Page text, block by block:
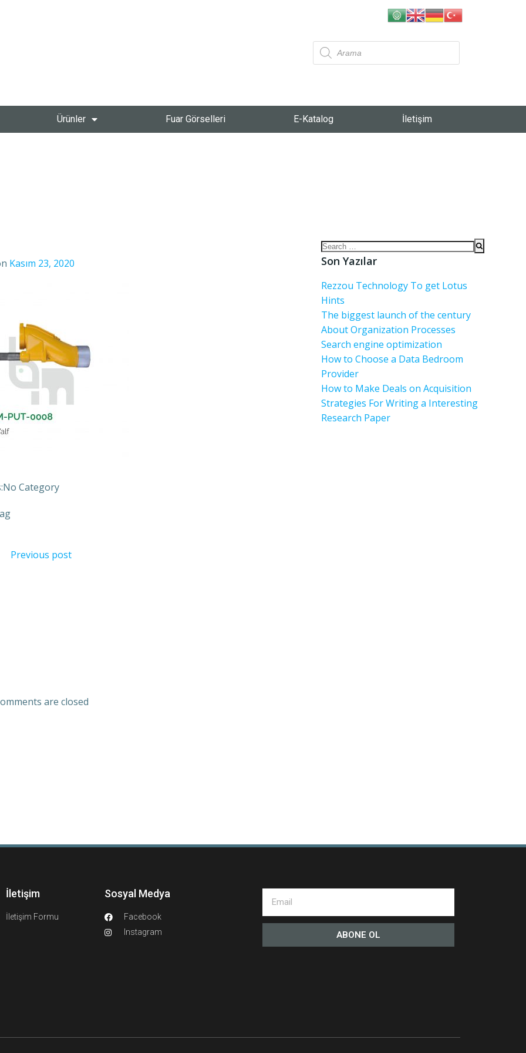
Ürünler Fuar Görselleri E-Katalog İletişim
Kasım 23, 2020
No Category
Previous post
are closed
Son Yazılar
Rezzou Technology To get Lotus
Hints
The biggest launch of the century
About Organization Processes
Search engine optimization
How to Choose a Data Bedroom
Provider
How to Make Deals on Acquisition
Strategies For Writing a Interesting
Research Paper
İletişim
İletişim Formu
Sosyal Medya
Facebook
Instagram
ABONE OL